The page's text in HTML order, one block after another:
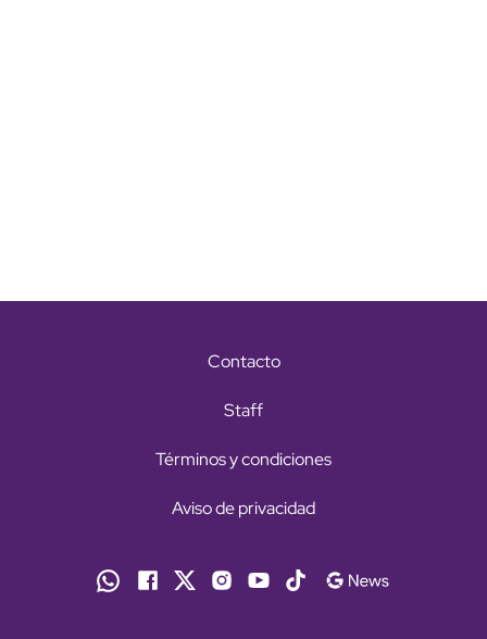
Contacto
Staff
Términos y condiciones
Aviso de privacidad